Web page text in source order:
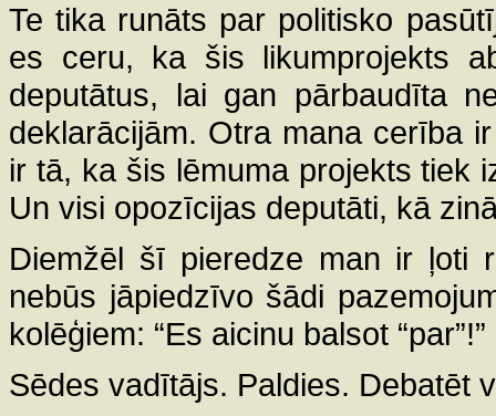
Te tika runāts par politisko
es ceru, ka šis likumprojekts
deputātus, lai gan pārbaudīta
deklarācijām. Otra mana cerība
ir tā, ka šis lēmuma projekts tiek
Un visi opozīcijas deputāti, kā
Diemžēl šī pieredze man ir ļoti
nebūs jāpiedzīvo šādi
kolēģiem: “Es aicinu balsot
Sēdes vadītājs. Paldies. Debatēt